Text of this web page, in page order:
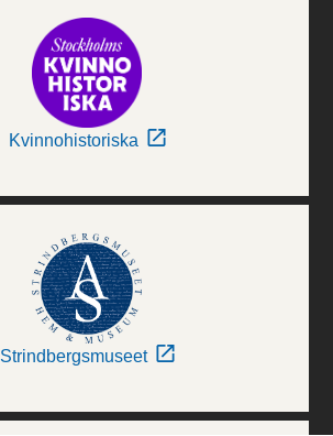
Kvinnohistoriska
Strindbergsmuseet